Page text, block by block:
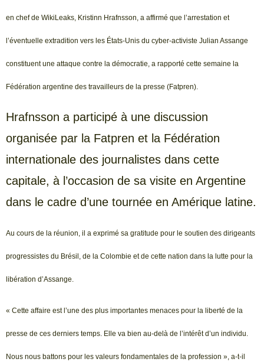
en chef de WikiLeaks, Kristinn Hrafnsson, a affirmé que l’arrestation et
l’éventuelle extradition vers les États-Unis du cyber-activiste Julian Assange
constituent une attaque contre la démocratie, a rapporté cette semaine la
Fédération argentine des travailleurs de la presse (Fatpren).
Hrafnsson a participé à une discussion
organisée par la Fatpren et la Fédération
internationale des journalistes dans cette
capitale, à l’occasion de sa visite en Argentine
dans le cadre d’une tournée en Amérique latine.
Au cours de la réunion, il a exprimé sa gratitude pour le soutien des dirigeants
progressistes du Brésil, de la Colombie et de cette nation dans la lutte pour la
libération d’Assange.
« Cette affaire est l’une des plus importantes menaces pour la liberté de la
presse de ces derniers temps. Elle va bien au-delà de l’intérêt d’un individu.
Nous nous battons pour les valeurs fondamentales de la profession », a-t-il